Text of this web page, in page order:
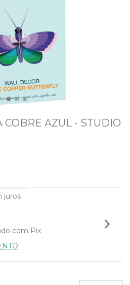
AZUL - STUDIO
juros
com Pix